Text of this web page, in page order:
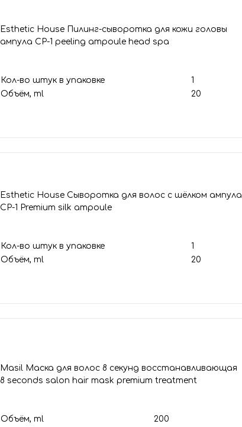
Esthetic House Пилинг-сыворотка для кожи головы
ампула CP-1 peeling ampoule head spa
Кол-во штук в упаковке
1
Объём, ml
20
Esthetic House Сыворотка для волос с шёлком ампула
CP-1 Premium silk ampoule
Кол-во штук в упаковке
1
Объём, ml
20
Masil Маска для волос 8 секунд восстанавливающая
8 seconds salon hair mask premium treatment
Объём, ml 200